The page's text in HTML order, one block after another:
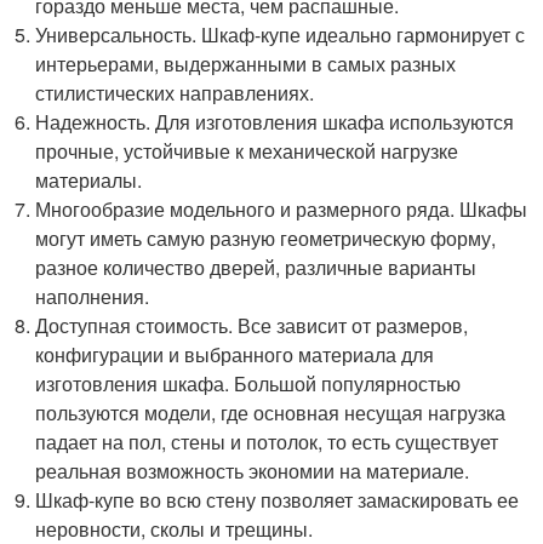
Универсальность. Шкаф-купе идеально гармонирует с
интерьерами, выдержанными в самых разных
стилистических направлениях.
Надежность. Для изготовления шкафа используются
прочные, устойчивые к механической нагрузке
материалы.
Многообразие модельного и размерного ряда. Шкафы
могут иметь самую разную геометрическую форму,
разное количество дверей, различные варианты
наполнения.
Доступная стоимость. Все зависит от размеров,
конфигурации и выбранного материала для
изготовления шкафа. Большой популярностью
пользуются модели, где основная несущая нагрузка
падает на пол, стены и потолок, то есть существует
реальная возможность экономии на материале.
Шкаф-купе во всю стену позволяет замаскировать ее
неровности, сколы и трещины.